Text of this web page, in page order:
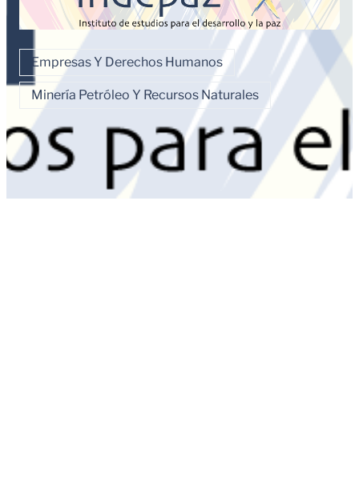
Empresas Y Derechos Humanos
Minería Petróleo Y Recursos Naturales